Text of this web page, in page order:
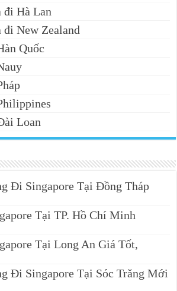
đi Hà Lan
đi New Zealand
Quốc
Loan
Đi Singapore Tại Đồng Tháp
Tại TP. Hồ Chí Minh
Tại Long An Giá Tốt,
Đi Singapore Tại Sóc Trăng Mới